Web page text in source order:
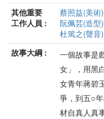
其他重要
工作人員 :
蔡照益(美術)
阮佩芸(造型)
杜篤之(聲音)
故事大綱 :
一個故事是
女」，用黑
女青年蔣碧
爭，到五○
材自真人真